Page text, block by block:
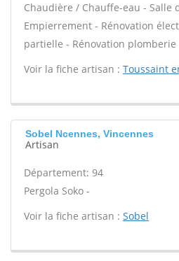
Chaudière / Chauffe-eau - Salle
Empierrement - Rénovation
partielle - Rénovation
Voir la fiche artisan : Toussaint
Sobel Ncennes, Vincennes
Artisan
Département: 94
Pergola Soko -
Voir la fiche artisan : Sobel